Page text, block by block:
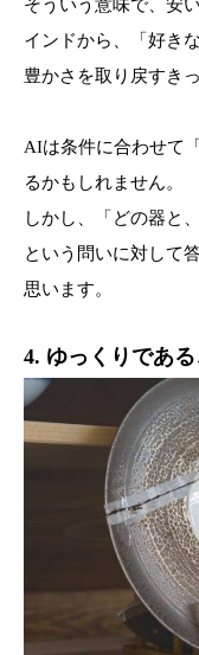
そういう意味で、安
インドから、「好き
豊かさを取り戻すき
AIは条件に合わせて
るかもしれません。
しかし、「どの器と
という問いに対して
思います。
4. ゆっくりであ